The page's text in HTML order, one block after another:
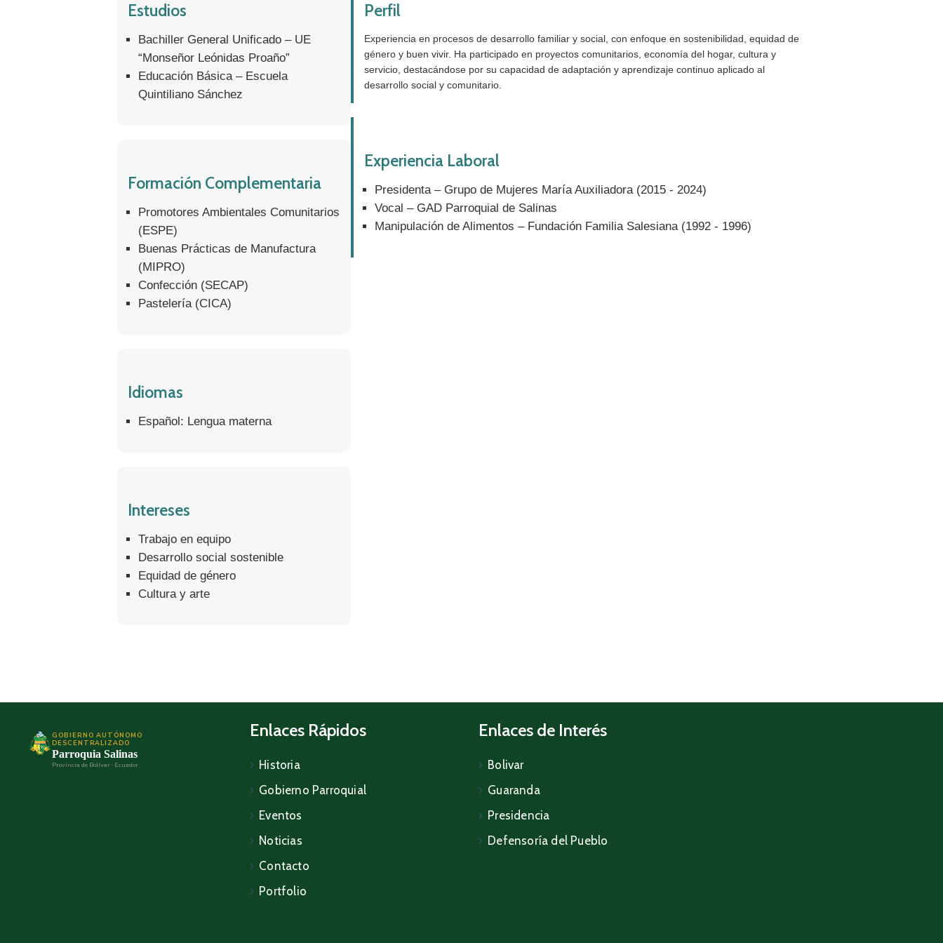
Estudios
Bachiller General Unificado – UE
“Monseñor Leónidas Proaño”
Educación Básica – Escuela
Quintiliano Sánchez
Formación Complementaria
Promotores Ambientales Comunitarios
(ESPE)
Buenas Prácticas de Manufactura
(MIPRO)
Confección (SECAP)
Pastelería (CICA)
Idiomas
Español: Lengua materna
Intereses
Trabajo en equipo
Desarrollo social sostenible
Equidad de género
Cultura y arte
Perfil
Experiencia en procesos de desarrollo familiar y social, con enfoque en sostenibilidad, equidad de
género y buen vivir. Ha participado en proyectos comunitarios, economía del hogar, cultura y
servicio, destacándose por su capacidad de adaptación y aprendizaje continuo aplicado al
desarrollo social y comunitario.
Experiencia Laboral
Presidenta – Grupo de Mujeres María Auxiliadora (2015 - 2024)
Vocal – GAD Parroquial de Salinas
Manipulación de Alimentos – Fundación Familia Salesiana (1992 - 1996)
GOBIERNO AUTÓNOMO
DESCENTRALIZADO
Parroquia Salinas
Provincia de Bolívar · Ecuador
Enlaces Rápidos
Historia
Gobierno Parroquial
Eventos
Noticias
Contacto
Portfolio
Enlaces de Interés
Bolivar
Guaranda
Presidencia
Defensoría del Pueblo